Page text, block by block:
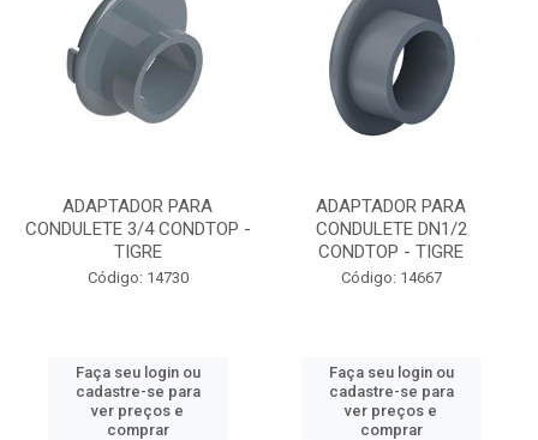
ADAPTADOR PARA
CONDULETE 3/4 CONDTOP -
TIGRE
Código: 14730
Faça seu login ou
cadastre-se para
ver preços e
comprar
ADAPTADOR PARA
CONDULETE DN1/2
CONDTOP - TIGRE
Código: 14667
Faça seu login ou
cadastre-se para
ver preços e
comprar